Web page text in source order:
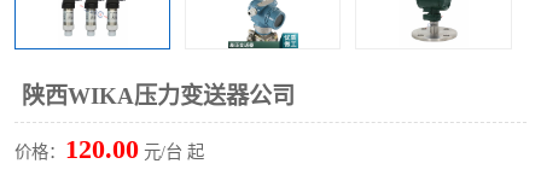
陕西WIKA压力变送器公司
价格： 120.00 元/台 起